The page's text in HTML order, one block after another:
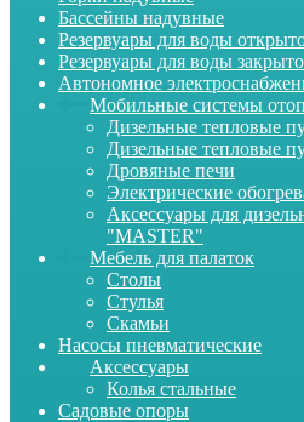
Бассейны надувные
Резервуары для воды
Резервуары для воды
Автономное
Мобильные системы
Дизельные тепловые
Дизельные тепловые
Дровяные печи
Электрические
Аксессуары для
"MASTER"
Мебель для палаток
Столы
Стулья
Скамьи
Насосы пневматические
Аксессуары
Колья стальные
Садовые опоры